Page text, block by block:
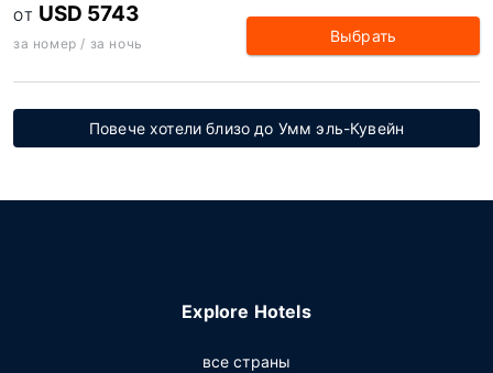
ОТ USD 5743
за номер / за ночь Выбрать
Повече хотели близо до Умм эль-Кувейн
Explore Hotels
все страны